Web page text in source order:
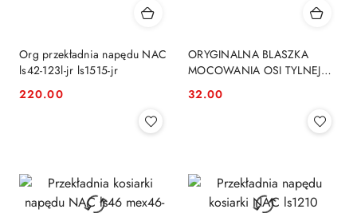
Org przekładnia napędu NAC
ls42-123l-jr ls1515-jr
Cena:
220.00
ORYGINALNA BLASZKA
MOCOWANIA OSI TYLNEJ
NAC LS46
Cena:
32.00